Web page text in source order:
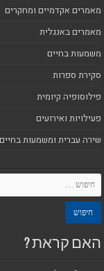
מאמרים אקדמיים ומחקרים
מאמרים באנגלית
משמעות בחיים
סקירת ספרות
פילוסופיה קיומית
פעילויות ואירועים
שירה עברית ומשמעות בחיים
האם קראת ?